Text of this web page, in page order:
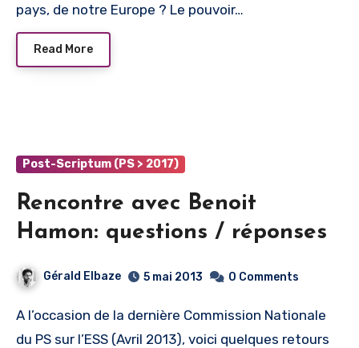
pays, de notre Europe ? Le pouvoir…
Read More
Post-Scriptum (PS > 2017)
Rencontre avec Benoit
Hamon: questions / réponses
Gérald Elbaze 5 mai 2013 0 Comments
A l’occasion de la dernière Commission Nationale
du PS sur l’ESS (Avril 2013), voici quelques retours